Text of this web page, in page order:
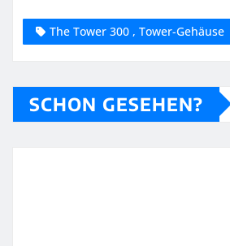
The Tower 300 , Tower-Gehäuse
SCHON GESEHEN?